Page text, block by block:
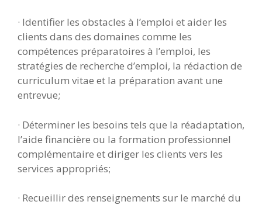
· Identifier les obstacles à l’emploi et aider les
clients dans des domaines comme les
compétences préparatoires à l’emploi, les
stratégies de recherche d’emploi, la rédaction de
curriculum vitae et la préparation avant une
entrevue;
· Déterminer les besoins tels que la réadaptation,
l’aide financière ou la formation professionnel
complémentaire et diriger les clients vers les
services appropriés;
· Recueillir des renseignements sur le marché du